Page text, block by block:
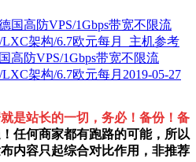
高防VPS/1Gbps带宽不限流
架构/6.7欧元每月 2019-05-27
是站长的一切，务必！备份！备
任何商家都有跑路的可能，所以
内容只起综合对比作用，非推荐